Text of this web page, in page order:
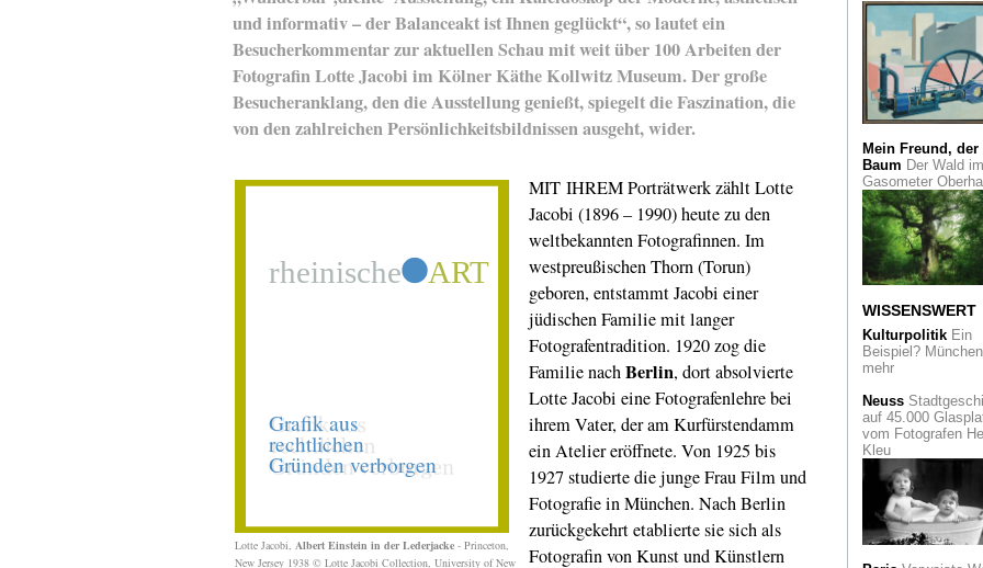
und informativ – der Balanceakt ist Ihnen geglückt“, so lautet ein
Besucherkommentar zur aktuellen Schau mit weit über 100 Arbeiten der
Fotografin Lotte Jacobi im Kölner Käthe Kollwitz Museum. Der große
Besucheranklang, den die Ausstellung genießt, spiegelt die Faszination, die
von den zahlreichen Persönlichkeitsbildnissen ausgeht, wider.
Lotte Jacobi, Albert Einstein in der Lederjacke - Princeton,
New Jersey 1938 © Lotte Jacobi Collection, University of New
MIT IHREM Porträtwerk zählt Lotte
Jacobi (1896 – 1990) heute zu den
weltbekannten Fotografinnen. Im
westpreußischen Thorn (Torun)
geboren, entstammt Jacobi einer
jüdischen Familie mit langer
Fotografentradition. 1920 zog die
Familie nachBerlin, dort absolvierte
Lotte Jacobi eine Fotografenlehre bei
ihrem Vater, der am Kurfürstendamm
ein Atelier eröffnete. Von 1925 bis
1927 studierte die junge Frau Film und
Fotografie in München. Nach Berlin
zurückgekehrt etablierte sie sich als
Fotografin von Kunst und Künstlern
und
Galerie 30works
Thomas
Stromkilometer
architektonisches
Gesamtkunstwerk
1912 - Mission
Moderne. Die
in Köln
So seltsam wie
Name war auch
unterschätzte Naive
Adalbert Trillhaase
Auf der ewigen
Russische
zeitgenössische
aus Deutschland
Unorthodoxe
Der "Vater des
Symbolismus"
Moreau und seine
Schüler
Mein Freund, der
Baum Der Wald im
Gasometer
WISSENSWERT
KulturpolitikEin
Beispiel?
mehr
Neuss
auf 45.000
vom Fotografen
Kleu